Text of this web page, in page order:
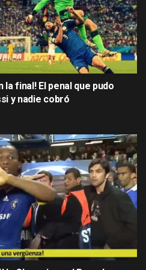
final! El penal que pudo
y nadie cobró